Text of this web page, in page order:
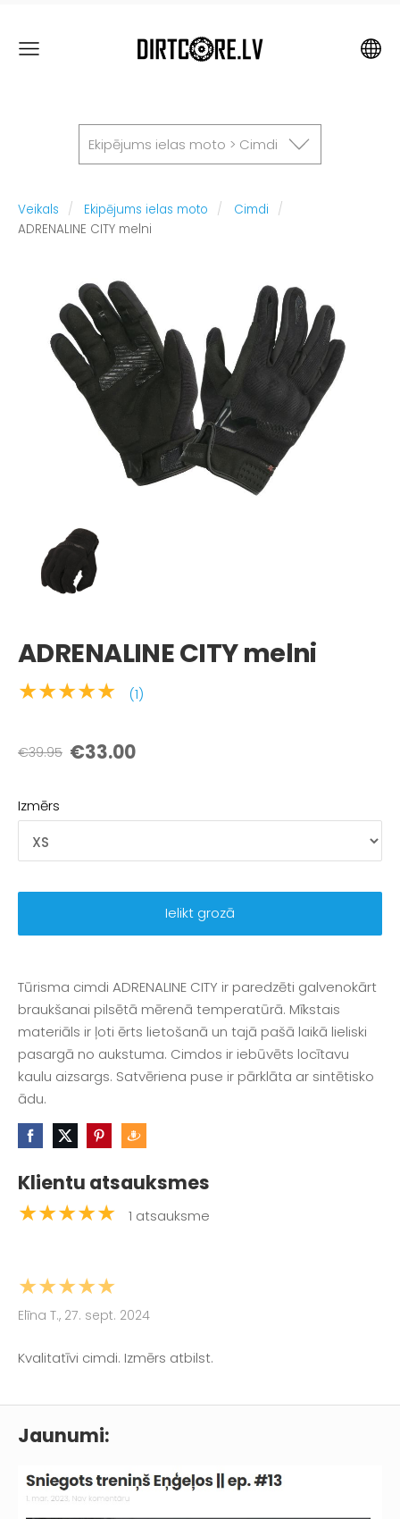
Ekipējums ielas moto > Cimdi
Jaunumi:
Veikals Ekipējums ielas moto
Cimdi
ADRENALINE CITY melni
ADRENALINE CITY melni
★★★★★ (1)
€39.95 €33.00
Izmērs
Ielikt grozā
Tūrisma cimdi ADRENALINE CITY ir paredzēti galvenokārt
braukšanai pilsētā mērenā temperatūrā. Mīkstais
materiāls ir ļoti ērts lietošanā un tajā pašā laikā lieliski
pasargā no aukstuma. Cimdos ir iebūvēts locītavu
kaulu aizsargs. Satvēriena puse ir pārklāta ar sintētisko
ādu.
Klientu atsauksmes
★★★★★ 1 atsauksme
★★★★★
Elīna T., 27. sept. 2024
Kvalitatīvi cimdi. Izmērs atbilst.